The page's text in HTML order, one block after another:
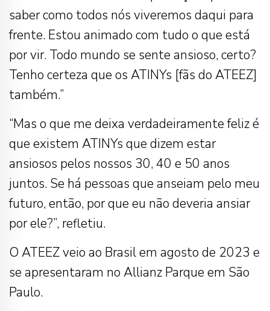
saber como todos nós viveremos daqui para
frente. Estou animado com tudo o que está
por vir. Todo mundo se sente ansioso, certo?
Tenho certeza que os ATINYs [fãs do ATEEZ]
também.”
“Mas o que me deixa verdadeiramente feliz é
que existem ATINYs que dizem estar
ansiosos pelos nossos 30, 40 e 50 anos
juntos. Se há pessoas que anseiam pelo meu
futuro, então, por que eu não deveria ansiar
por ele?”, refletiu.
O ATEEZ veio ao Brasil em agosto de 2023 e
se apresentaram no Allianz Parque em São
Paulo.